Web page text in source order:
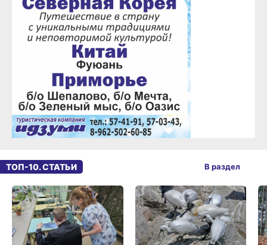
ТОП-10. СТАТЬИ В раздел